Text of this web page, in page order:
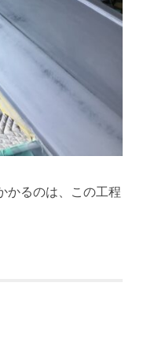
かるのは、この工程